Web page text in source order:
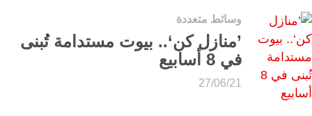
وسائط متعددة
’منازل كن‘.. بيوت مستدامة تُبنى
في 8 أسابيع
27/06/21